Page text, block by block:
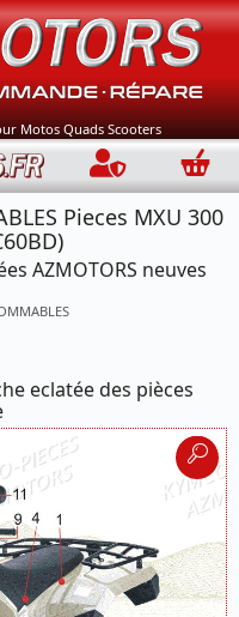
Motos Quads Scooters
Connection
Pieces MXU 300
AZMOTORS neuves
eclatée des pièces